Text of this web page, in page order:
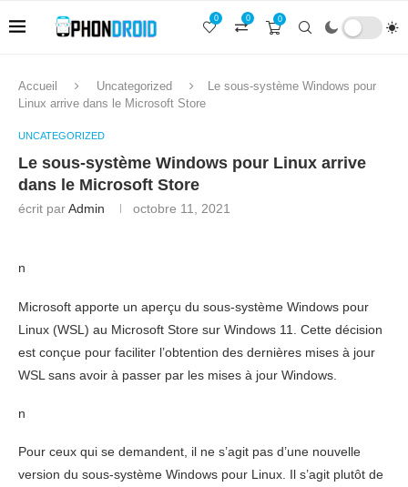
0
0
0
Accueil Uncategorized
Le sous-système Windows pour
Linux arrive dans le Microsoft Store
UNCATEGORIZED
Le sous-système Windows pour Linux arrive
dans le Microsoft Store
écrit parAdmin octobre 11, 2021
n
Microsoft apporte un aperçu du sous-système Windows pour
Linux (WSL) au Microsoft Store sur Windows 11. Cette décision
est conçue pour faciliter l’obtention des dernières mises à jour
WSL sans avoir à passer par les mises à jour Windows.
n
Pour ceux qui se demandent, il ne s’agit pas d’une nouvelle
version du sous-système Windows pour Linux. Il s’agit plutôt de